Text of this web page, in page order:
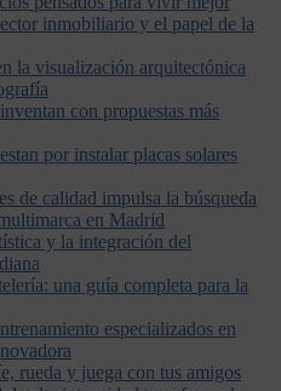
inmobiliario y el papel de la
la visualización arquitectónica
con propuestas más
por instalar placas solares
de calidad impulsa la búsqueda
en Madrid
y la integración del
una guía completa para la
especializados en
rueda y juega con tus amigos